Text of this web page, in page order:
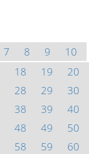
7 8 9
10
18 19
20
28 29
30
38 39
40
48 49
50
58 59
60